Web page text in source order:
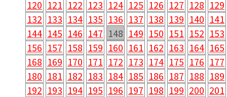
120 121 122 123 124 125 126 127 128 129
132 133 134 135 136 137 138 139 140 141
144 145 146 147 148 149 150 151 152 153
156 157 158 159 160 161 162 163 164 165
168 169 170 171 172 173 174 175 176 177
180 181 182 183 184 185 186 187 188 189
192 193 194 195 196 197 198 199 200 201